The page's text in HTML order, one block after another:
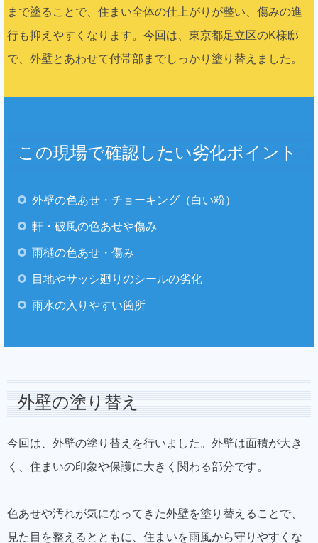
まで塗ることで、住まい全体の仕上がりが整い、傷みの進
行も抑えやすくなります。今回は、東京都足立区のK様邸
で、外壁とあわせて付帯部までしっかり塗り替えました。
この現場で確認したい劣化ポイント
外壁の色あせ・チョーキング（白い粉）
軒・破風の色あせや傷み
雨樋の色あせ・傷み
目地やサッシ廻りのシールの劣化
雨水の入りやすい箇所
外壁の塗り替え
今回は、外壁の塗り替えを行いました。外壁は面積が大き
く、住まいの印象や保護に大きく関わる部分です。
色あせや汚れが気になってきた外壁を塗り替えることで、
見た目を整えるとともに、住まいを雨風から守りやすくな